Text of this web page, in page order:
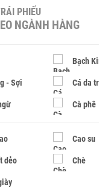
PHIẾU
NGÀNH HÀNG
Bạch
- Sợi Cá da
Cà phê
Cao su
dẻo Chè